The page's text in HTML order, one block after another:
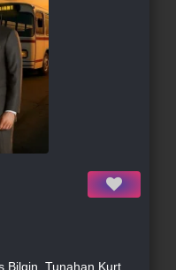
Bilgin, Tunahan Kurt